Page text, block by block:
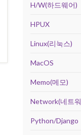
H/W(하드웨어)
HPUX
Linux(리눅스)
MacOS
Memo(메모)
Network(네트
Python/Django